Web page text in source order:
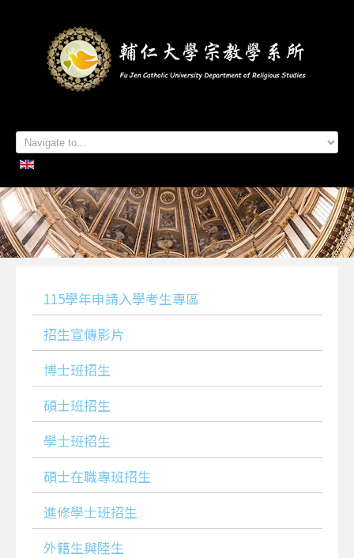
首頁
系所簡介
本系成員
學生專區
招生資訊
各項活動
研究及出版
系所友專區
聯絡我們
115學年申請入學考生專區
招生宣傳影片
博士班招生
碩士班招生
學士班招生
碩士在職專班招生
進修學士班招生
外籍生與陸生